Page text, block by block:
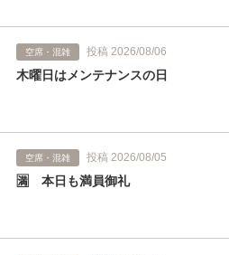
空席・混雑 投稿 2026/08/06
木曜日はメンテナンスの日
空席・混雑 投稿 2026/08/05
🈵 本日も満員御礼